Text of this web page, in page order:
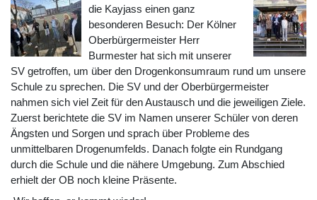
die Kayjass einen ganz
besonderen Besuch: Der Kölner
Oberbürgermeister Herr
Burmester hat sich mit unserer
SV getroffen, um über den Drogenkonsumraum rund um unsere
Schule zu sprechen. Die SV und der Oberbürgermeister
nahmen sich viel Zeit für den Austausch und die jeweiligen Ziele.
Zuerst berichtete die SV im Namen unserer Schüler von deren
Ängsten und Sorgen und sprach über Probleme des
unmittelbaren Drogenumfelds. Danach folgte ein Rundgang
durch die Schule und die nähere Umgebung. Zum Abschied
erhielt der OB noch kleine Präsente.